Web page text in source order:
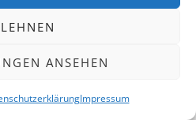
ANSEHEN
Impressum